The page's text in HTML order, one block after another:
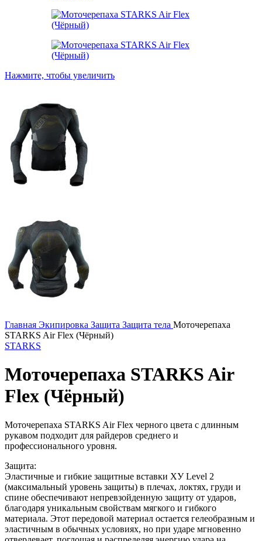
Нажмите, чтобы увеличить
Главная Экипировка Защита Защита тела Моточерепаха
STARKS Air Flex (Чёрный)
STARKS
Моточерепаха STARKS Air
Flex (Чёрный)
Моточерепаха STARKS Air Flex черного цвета с длинным
рукавом подходит для райдеров среднего и
профессионального уровня.
Защита:
Эластичные и гибкие защитные вставки ХУ Level 2
(максимальный уровень защиты) в плечах, локтях, груди и
спине обеспечивают непревзойденную защиту от ударов,
благодаря уникальным свойствам мягкого и гибкого
материала. Этот передовой материал остается гелеобразным и
эластичным в обычных условиях, но при ударе мгновенно